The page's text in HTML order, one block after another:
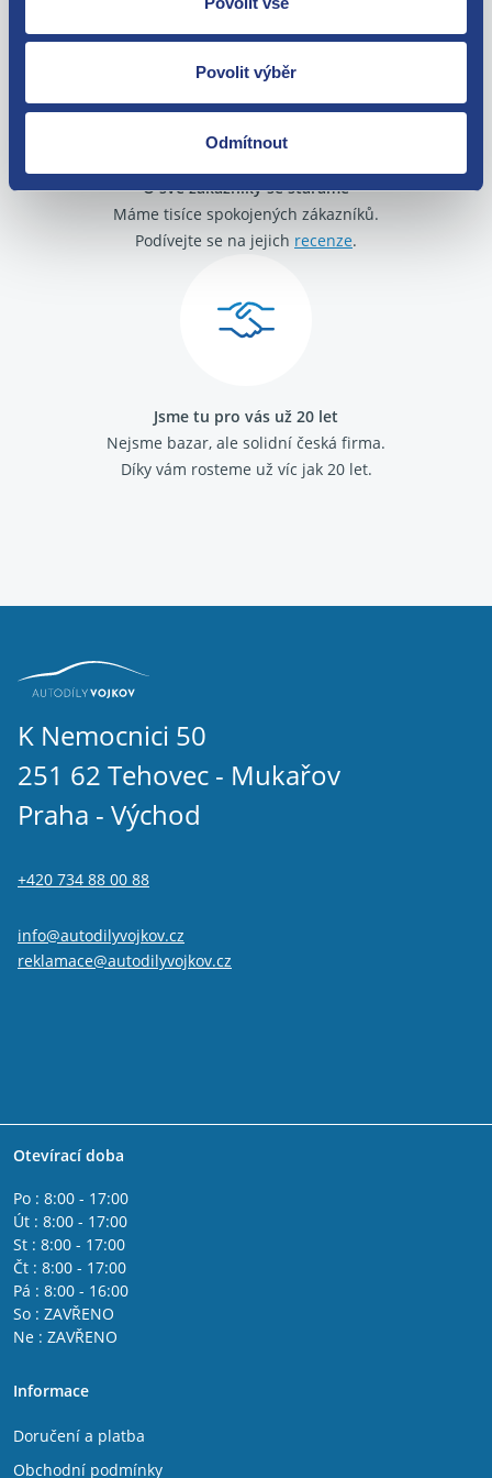
Povolit výběr
Odmítnout
zakoupení. Nebo vám pošleme náhradu.
O své zákazníky se staráme
Máme tisíce spokojených zákazníků.
Podívejte se na jejich recenze.
Jsme tu pro vás už 20 let
Nejsme bazar, ale solidní česká firma.
Díky vám rosteme už víc jak 20 let.
K Nemocnici 50
251 62 Tehovec - Mukařov
Praha - Východ
+420 734 88 00 88
info@autodilyvojkov.cz
reklamace@autodilyvojkov.cz
Otevírací doba
Po : 8:00 - 17:00
Út : 8:00 - 17:00
St : 8:00 - 17:00
Čt : 8:00 - 17:00
Pá : 8:00 - 16:00
So : ZAVŘENO
Ne : ZAVŘENO
Informace
Doručení a platba
Obchodní podmínky